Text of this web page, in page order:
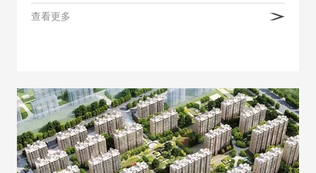
查看更多